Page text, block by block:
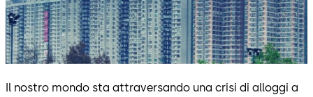
Il nostro mondo sta attraversando una crisi di alloggi a